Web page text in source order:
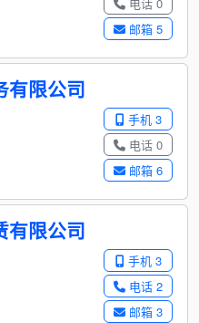
邮箱 5
有限公司
手机 3
电话 0
邮箱 6
有限公司
手机 3
电话 2
邮箱 3